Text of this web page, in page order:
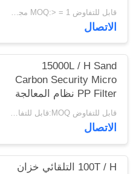
قابل للتفاوض MOQ:> = 1 مجموعات
الاتصال
15000L / H Sand
Carbon Security Micro
PP Filter نظام المعالجة
المسبقة لإزالة الشوائب
من الكلور الملون
قابل للتفاوض MOQ:قابل للتفاوض
الاتصال
100T / H التلقائي خزان